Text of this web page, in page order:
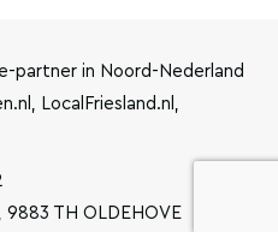
partner in Noord-Nederland
LocalFriesland.nl,
9883 TH OLDEHOVE